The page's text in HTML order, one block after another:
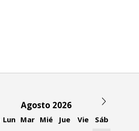
Agosto 2026
Lun Mar Mié Jue Vie
Sáb